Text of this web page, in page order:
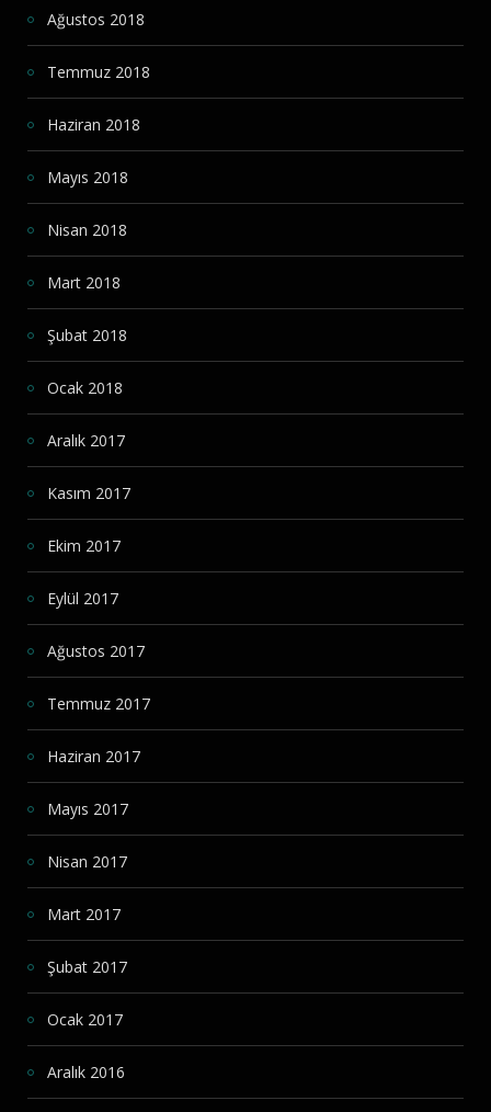
Ağustos 2018
Temmuz 2018
Haziran 2018
Mayıs 2018
Nisan 2018
Mart 2018
Şubat 2018
Ocak 2018
Aralık 2017
Kasım 2017
Ekim 2017
Eylül 2017
Ağustos 2017
Temmuz 2017
Haziran 2017
Mayıs 2017
Nisan 2017
Mart 2017
Şubat 2017
Ocak 2017
Aralık 2016